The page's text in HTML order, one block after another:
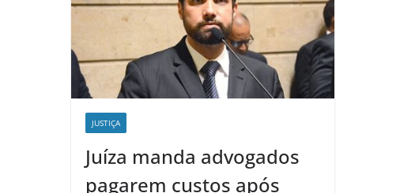
JUSTIÇA
Juíza manda advogados
pagarem custos após